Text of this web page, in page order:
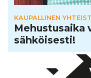
KAUPALLINEN
Mehus­tu­saika
säh­köi­sesti!